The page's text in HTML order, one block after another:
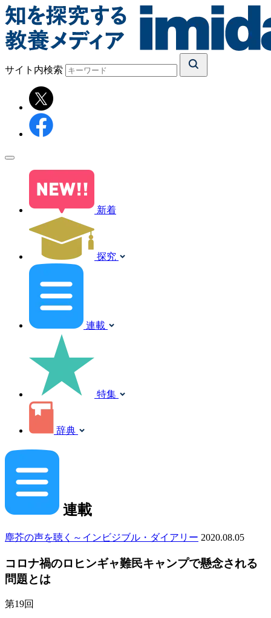
サイト内検索
新着
探究
連載
特集
辞典
連載
塵芥の声を聴く～インビジブル・ダイアリー 2020.08.05
コロナ禍のロヒンギャ難民キャンプで懸念される
問題とは
第19回